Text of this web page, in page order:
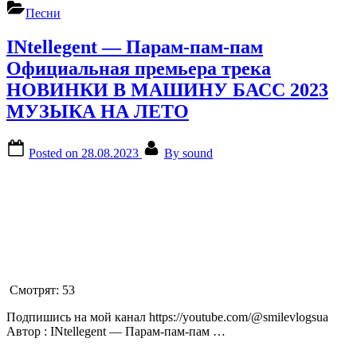
Песни
INtellegent — Парам-пам-пам
Официальная премьера трека
НОВИНКИ В МАШИНУ БАСС 2023
МУЗЫКА НА ЛЕТО
Posted on 28.08.2023 By sound
Смотрят: 53
Подпишись на мой канал https://youtube.com/@smilevlogsua
Автор : INtellegent — Парам-пам-пам …